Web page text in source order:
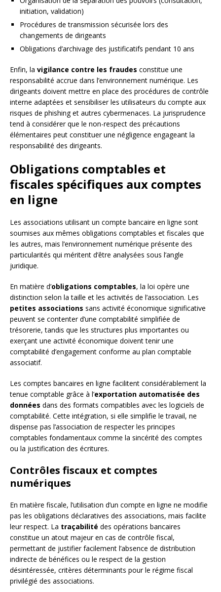
initiation, validation)
Procédures de transmission sécurisée lors des
changements de dirigeants
Obligations d’archivage des justificatifs pendant 10 ans
Enfin, la vigilance contre les fraudes constitue une
responsabilité accrue dans l’environnement numérique. Les
dirigeants doivent mettre en place des procédures de contrôle
interne adaptées et sensibiliser les utilisateurs du compte aux
risques de phishing et autres cybermenaces. La jurisprudence
tend à considérer que le non-respect des précautions
élémentaires peut constituer une négligence engageant la
responsabilité des dirigeants.
Obligations comptables et
fiscales spécifiques aux comptes
en ligne
Les associations utilisant un compte bancaire en ligne sont
soumises aux mêmes obligations comptables et fiscales que
les autres, mais l’environnement numérique présente des
particularités qui méritent d’être analysées sous l’angle
juridique.
En matière d’obligations comptables, la loi opère une
distinction selon la taille et les activités de l’association. Les
petites associations sans activité économique significative
peuvent se contenter d’une comptabilité simplifiée de
trésorerie, tandis que les structures plus importantes ou
exerçant une activité économique doivent tenir une
comptabilité d’engagement conforme au plan comptable
associatif.
Les comptes bancaires en ligne facilitent considérablement la
tenue comptable grâce à l’exportation automatisée des
données dans des formats compatibles avec les logiciels de
comptabilité. Cette intégration, si elle simplifie le travail, ne
dispense pas l’association de respecter les principes
comptables fondamentaux comme la sincérité des comptes
ou la justification des écritures.
Contrôles fiscaux et comptes
numériques
En matière fiscale, l’utilisation d’un compte en ligne ne modifie
pas les obligations déclaratives des associations, mais facilite
leur respect. La traçabilité des opérations bancaires
constitue un atout majeur en cas de contrôle fiscal,
permettant de justifier facilement l’absence de distribution
indirecte de bénéfices ou le respect de la gestion
désintéressée, critères déterminants pour le régime fiscal
privilégié des associations.